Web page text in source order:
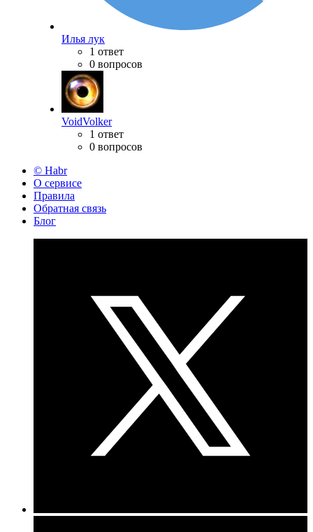
Илья лук
1 ответ
0 вопросов
VoidVolker
1 ответ
0 вопросов
© Habr
О сервисе
Правила
Обратная связь
Блог